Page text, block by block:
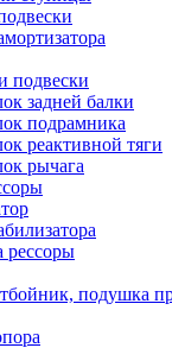
подвески
задней балки
подрамника
реактивной тяги
рычага
рессоры
подушка